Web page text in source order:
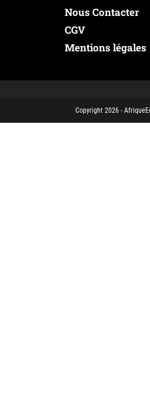
Nous Contacter
CGV
Mentions légales
Copyright 2026 -